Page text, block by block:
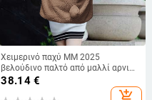
Χειμερινό παχύ MM 2025
βελούδινο παλτό από μαλλί αρνιού
με πάχος, χαριτωμένο βελούδινο
38.14€
add_shopping_cart